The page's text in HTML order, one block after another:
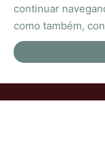
continuar
como também,